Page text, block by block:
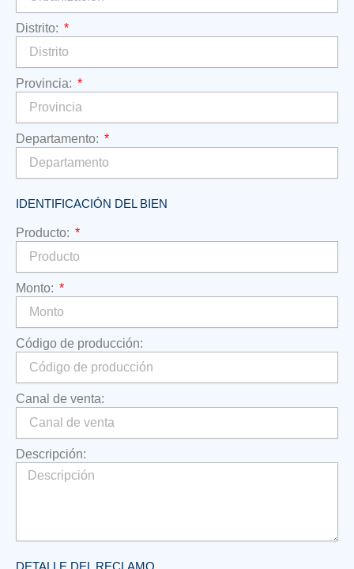
Distrito:
Provincia:
Departamento:
IDENTIFICACIÓN DEL BIEN
Producto:
Monto:
Código de producción:
Canal de venta:
Descripción:
DETALLE DEL RECLAMO